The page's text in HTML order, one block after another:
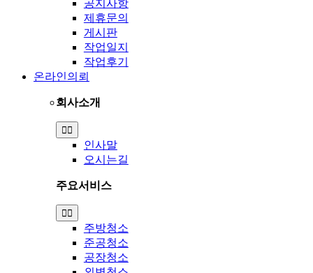
공지사항
제휴문의
게시판
작업일지
작업후기
온라인의뢰
회사소개
Toggle
Navigation
인사말
오시는길
주요서비스
Toggle
Navigation
주방청소
준공청소
공장청소